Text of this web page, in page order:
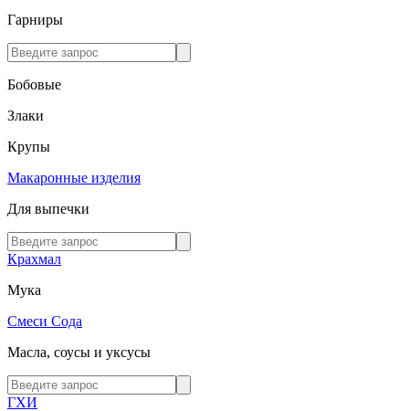
Гарниры
Бобовые
Злаки
Крупы
Макаронные изделия
Для выпечки
Крахмал
Мука
Смеси Сода
Масла, соусы и уксусы
ГХИ